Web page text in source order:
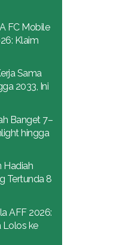
FC Mobile
Klaim
Sama
2033, Ini
Banget 7–
hingga
Hadiah
Tertunda 8
AFF 2026:
Lolos ke